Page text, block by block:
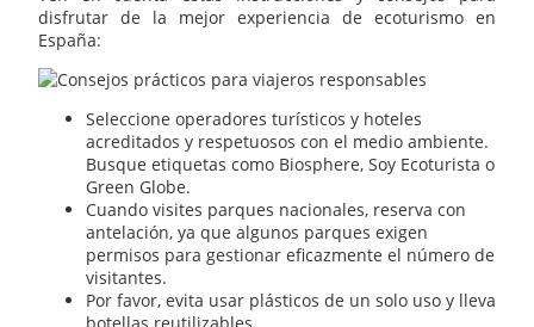
disfrutar de la mejor experiencia de ecoturismo en
España:
Seleccione operadores turísticos y hoteles
acreditados y respetuosos con el medio ambiente.
Busque etiquetas como Biosphere, Soy Ecoturista o
Green Globe.
Cuando visites parques nacionales, reserva con
antelación, ya que algunos parques exigen
permisos para gestionar eficazmente el número de
visitantes.
Por favor, evita usar plásticos de un solo uso y lleva